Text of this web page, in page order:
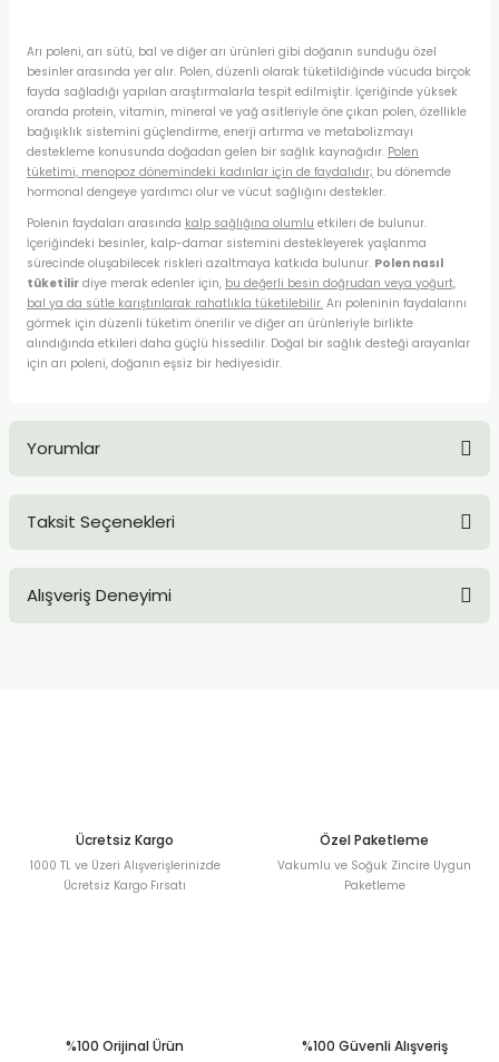
Arı poleni, arı sütü, bal ve diğer arı ürünleri gibi doğanın sunduğu özel
besinler arasında yer alır. Polen, düzenli olarak tüketildiğinde vücuda birçok
fayda sağladığı yapılan araştırmalarla tespit edilmiştir. İçeriğinde yüksek
oranda protein, vitamin, mineral ve yağ asitleriyle öne çıkan polen, özellikle
bağışıklık sistemini güçlendirme, enerji artırma ve metabolizmayı
destekleme konusunda doğadan gelen bir sağlık kaynağıdır. Polen
tüketimi, menopoz dönemindeki kadınlar için de faydalıdır; bu dönemde
hormonal dengeye yardımcı olur ve vücut sağlığını destekler.
Polenin faydaları arasında kalp sağlığına olumlu etkileri de bulunur.
İçeriğindeki besinler, kalp-damar sistemini destekleyerek yaşlanma
sürecinde oluşabilecek riskleri azaltmaya katkıda bulunur. Polen nasıl
tüketilir diye merak edenler için, bu değerli besin doğrudan veya yoğurt,
bal ya da sütle karıştırılarak rahatlıkla tüketilebilir. Arı poleninin faydalarını
görmek için düzenli tüketim önerilir ve diğer arı ürünleriyle birlikte
alındığında etkileri daha güçlü hissedilir. Doğal bir sağlık desteği arayanlar
için arı poleni, doğanın eşsiz bir hediyesidir.
Yorumlar
Taksit Seçenekleri
Alışveriş Deneyimi
Ücretsiz Kargo
1000 TL ve Üzeri Alışverişlerinizde
Ücretsiz Kargo Fırsatı
Özel Paketleme
Vakumlu ve Soğuk Zincire Uygun
Paketleme
%100 Orijinal Ürün %100 Güvenli Alışveriş